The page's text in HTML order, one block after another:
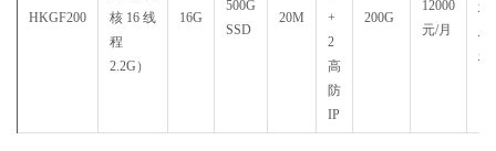
HKGF200
核16线
程
2.2G）
16G
500G
SSD
20M
+
2
高
防
IP
200G
12000
元/月
达
买